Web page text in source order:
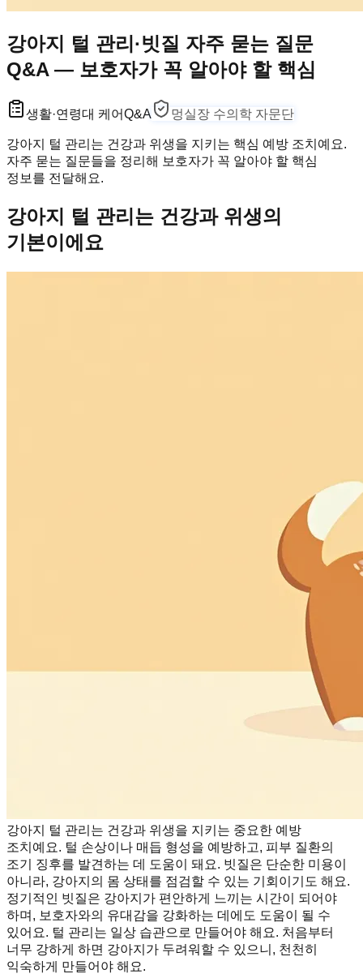
강아지 털 관리·빗질 자주 묻는 질문
Q&A — 보호자가 꼭 알아야 할 핵심
생활·연령대 케어Q&A 멍실장 수의학 자문단
강아지 털 관리는 건강과 위생을 지키는 핵심 예방 조치예요.
자주 묻는 질문들을 정리해 보호자가 꼭 알아야 할 핵심
정보를 전달해요.
강아지 털 관리는 건강과 위생의
기본이에요
강아지 털 관리는 건강과 위생을 지키는 중요한 예방
조치예요. 털 손상이나 매듭 형성을 예방하고, 피부 질환의
조기 징후를 발견하는 데 도움이 돼요. 빗질은 단순한 미용이
아니라, 강아지의 몸 상태를 점검할 수 있는 기회이기도 해요.
정기적인 빗질은 강아지가 편안하게 느끼는 시간이 되어야
하며, 보호자와의 유대감을 강화하는 데에도 도움이 될 수
있어요. 털 관리는 일상 습관으로 만들어야 해요. 처음부터
너무 강하게 하면 강아지가 두려워할 수 있으니, 천천히
익숙하게 만들어야 해요.